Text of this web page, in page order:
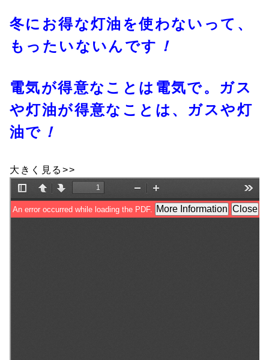
冬にお得な灯油を使わないって、
もったいないんです ！
電気が得意なことは電気で。ガス
や灯油が得意なことは、ガスや灯
油で ！
大きく見る>>